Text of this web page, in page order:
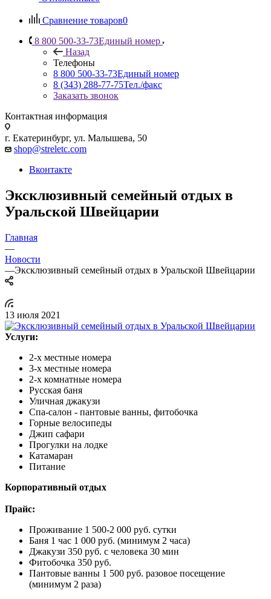
Сравнение товаров0
8 800 500-33-73Единый номер
Назад
Телефоны
8 800 500-33-73Единый номер
8 (343) 288-77-75Тел./факс
Заказать звонок
Контактная информация
г. Екатеринбург, ул. Малышева, 50
shop@streletc.com
Вконтакте
Эксклюзивный семейный отдых в
Уральской Швейцарии
Главная
—
Новости
—Эксклюзивный семейный отдых в Уральской Швейцарии
13 июля 2021
Услуги:
2-х местные номера
3-х местные номера
2-х комнатные номера
Русская баня
Уличная джакузи
Спа-салон - пантовые ванны, фитобочка
Горные велосипеды
Джип сафари
Прогулки на лодке
Катамаран
Питание
Корпоративный отдых
Прайс:
Проживание 1 500-2 000 руб. сутки
Баня 1 час 1 000 руб. (минимум 2 часа)
Джакузи 350 руб. с человека 30 мин
Фитобочка 350 руб.
Пантовые ванны 1 500 руб. разовое посещение
(минимум 2 раза)